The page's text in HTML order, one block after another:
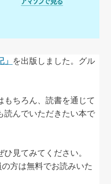
を出版しました。グル
もちろん、読書を通じて
読んでいただきたい本で
ひ見てみてください。
方は無料でお読みいた